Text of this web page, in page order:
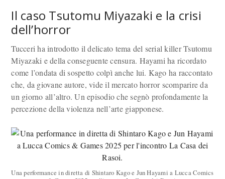
Il caso Tsutomu Miyazaki e la crisi
dell’horror
Tucceri ha introdotto il delicato tema del serial killer Tsutomu
Miyazaki e della conseguente censura. Hayami ha ricordato
come l’ondata di sospetto colpì anche lui. Kago ha raccontato
che, da giovane autore, vide il mercato horror scomparire da
un giorno all’altro. Un episodio che segnò profondamente la
percezione della violenza nell’arte giapponese.
Una performance in diretta di Shintaro Kago e Jun Hayami a Lucca Comics